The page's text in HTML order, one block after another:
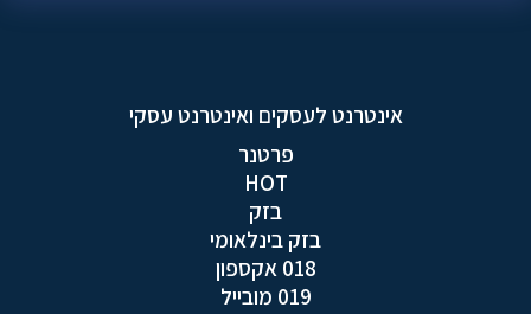
אינטרנט לעסקים ואינטרנט עסקי
פרטנר
HOT
בזק
בזק בינלאומי
018 אקספון
019 מובייל